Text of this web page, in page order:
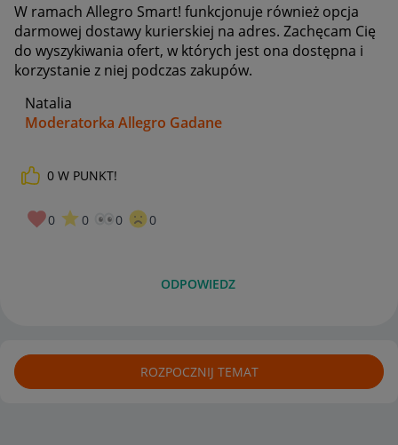
W ramach Allegro Smart! funkcjonuje również opcja
darmowej dostawy kurierskiej na adres. Zachęcam Cię
do wyszykiwania ofert, w których jest ona dostępna i
korzystanie z niej podczas zakupów.
Natalia
Moderatorka Allegro Gadane
0 W PUNKT!
0 0 0 0
ODPOWIEDZ
ROZPOCZNIJ TEMAT